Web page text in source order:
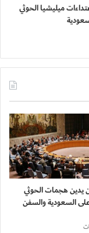
ميليشيا الحوثي
يدين هجمات الحوثي
السعودية والسفن